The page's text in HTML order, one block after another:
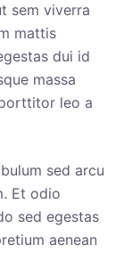
sem viverra
mattis
dui id
massa
leo a
sed arcu
Et odio
sed egestas
aenean